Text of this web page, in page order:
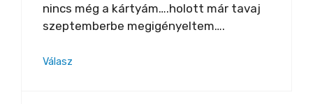
nincs még a kártyám….holott már tavaj
szeptemberbe megigényeltem….
Válasz